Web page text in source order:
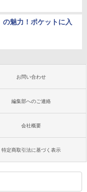
の魅力！ポケットに入
お問い合わせ
編集部へのご連絡
会社概要
特定商取引法に基づく表示